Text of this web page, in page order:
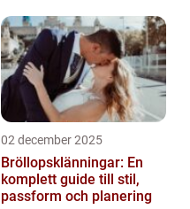
02 december 2025
Bröllopsklänningar: En
komplett guide till stil,
passform och planering